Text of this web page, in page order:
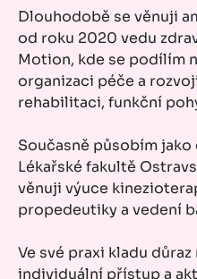
Dlouhodobě se věnuji
od roku 2020 vedu
Motion, kde se podílím
organizaci péče a
rehabilitaci, funkční
Současně působím
Lékařské fakultě
věnuji výuce
propedeutiky a vedení
Ve své praxi kladu
individuální přístup a